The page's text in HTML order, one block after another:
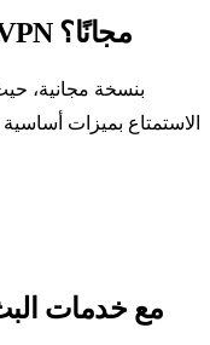
هل يمكنني استخدام Forest VPN مجانًا؟
الاستمتاع بميزات